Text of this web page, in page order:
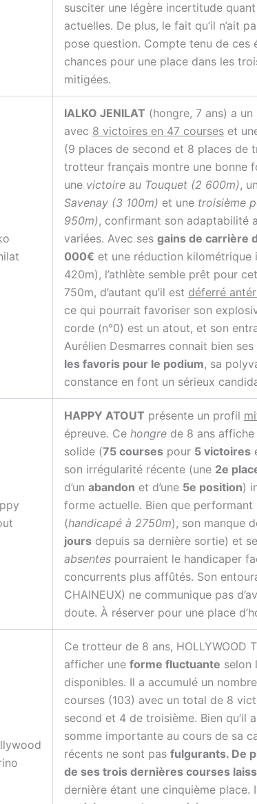
susciter une légère incertitude
actuelles. De plus, le fait qu’il n’ait
pose question. Compte tenu de ces
chances pour une place dans les
mitigées.
IALKO JENILAT (hongre, 7 ans) a
avec 8 victoires en 47 courses et
(9 places de second et 8 places de
trotteur français montre une bonne
une victoire au Touquet (2 600m),
Savenay (3 100m) et une troisième
950m), confirmant son adaptabilité
variées. Avec ses gains de carrière
000€ et une réduction kilométrique
420m), l’athlète semble prêt pour
750m, d’autant qu’il est déferré
ce qui pourrait favoriser son
corde (n°0) est un atout, et son
Aurélien Desmarres connait bien
les favoris pour le podium, sa
constance en font un sérieux
HAPPY ATOUT présente un profil
épreuve. Ce hongre de 8 ans
solide (75 courses pour 5 victoires
son irrégularité récente (une 2e
d’un abandon et d’une 5e position)
forme actuelle. Bien que performant
(handicapé à 2750m), son manque
jours depuis sa dernière sortie) et
absentes pourraient le handicaper
concurrents plus affûtés. Son
CHAINEUX) ne communique pas
doute. À réserver pour une place
Ce trotteur de 8 ans, HOLLYWOOD
afficher une forme fluctuante selon
disponibles. Il a accumulé un nombre
courses (103) avec un total de 8
second et 4 de troisième. Bien qu’il
somme importante au cours de sa
récents ne sont pas fulgurants. De
de ses trois dernières courses
dernière étant une cinquième place.